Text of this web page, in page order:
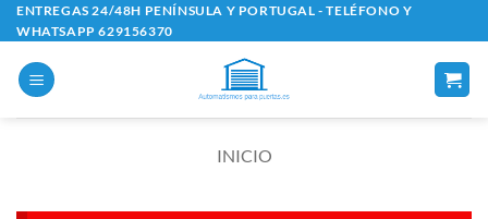
Saltar
al
contenido
ENTREGAS 24/48H PENÍNSULA Y PORTUGAL - TELÉFONO Y
WHATSAPP 629156370
INICIO